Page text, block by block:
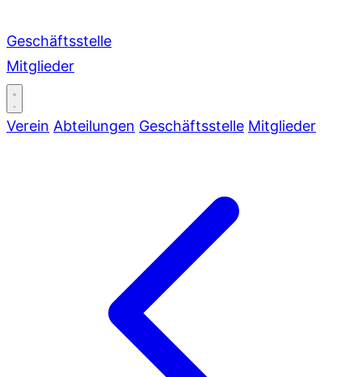
Geschäftsstelle
Mitglieder
Verein Abteilungen Geschäftsstelle Mitglieder